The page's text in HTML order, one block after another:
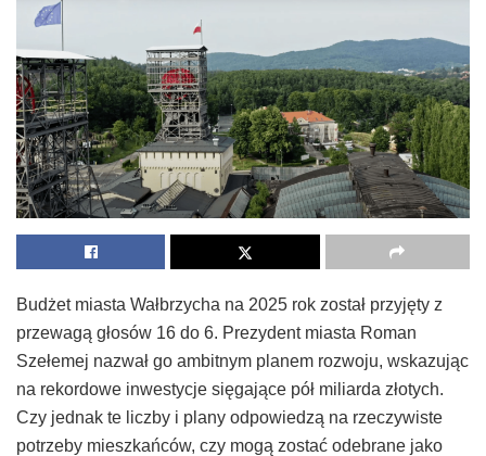
Budżet miasta Wałbrzycha na 2025 rok został przyjęty z
przewagą głosów 16 do 6. Prezydent miasta Roman
Szełemej nazwał go ambitnym planem rozwoju, wskazując
na rekordowe inwestycje sięgające pół miliarda złotych.
Czy jednak te liczby i plany odpowiedzą na rzeczywiste
potrzeby mieszkańców, czy mogą zostać odebrane jako